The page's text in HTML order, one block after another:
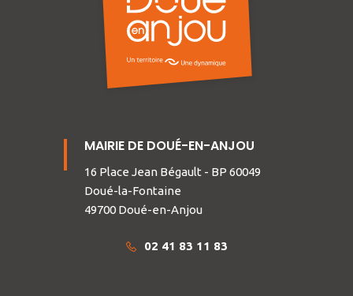
MAIRIE DE DOUÉ-EN-ANJOU
16 Place Jean Bégault - BP 60049
Doué-la-Fontaine
49700 Doué-en-Anjou
02 41 83 11 83